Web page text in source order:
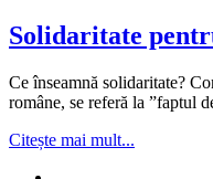
Solidaritate
Ce înseamnă solidaritate?
române, se referă la ”faptul
Citește mai mult...